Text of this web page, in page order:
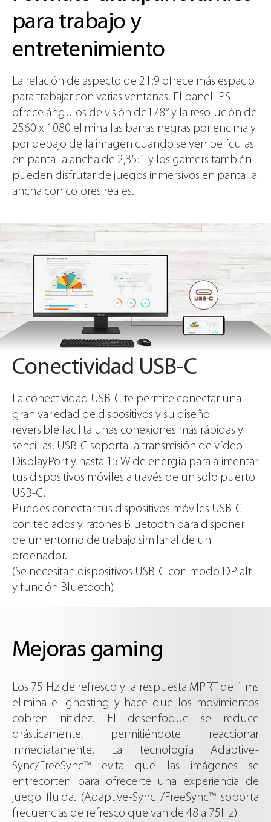
para trabajo y
entretenimiento
La relación de aspecto de 21:9 ofrece más espacio
para trabajar con varias ventanas. El panel IPS
ofrece ángulos de visión de178° y la resolución de
2560 x 1080 elimina las barras negras por encima y
por debajo de la imagen cuando se ven películas
en pantalla ancha de 2,35:1 y los gamers también
pueden disfrutar de juegos inmersivos en pantalla
ancha con colores reales.
Conectividad USB-C
La conectividad USB-C te permite conectar una
gran variedad de dispositivos y su diseño
reversible facilita unas conexiones más rápidas y
sencillas. USB-C soporta la transmisión de vídeo
DisplayPort y hasta 15 W de energía para alimentar
tus dispositivos móviles a través de un solo puerto
USB-C.
Puedes conectar tus dispositivos móviles USB-C
con teclados y ratones Bluetooth para disponer
de un entorno de trabajo similar al de un
ordenador.
(Se necesitan dispositivos USB-C con modo DP alt
y función Bluetooth)
Mejoras gaming
Los 75 Hz de refresco y la respuesta MPRT de 1 ms
elimina el ghosting y hace que los movimientos
cobren nitidez. El desenfoque se reduce
drásticamente, permitiéndote reaccionar
inmediatamente. La tecnología Adaptive-
Sync/FreeSync™ evita que las imágenes se
entrecorten para ofrecerte una experiencia de
juego fluida. (Adaptive-Sync /FreeSync™ soporta
frecuencias de refresco que van de 48 a 75Hz)